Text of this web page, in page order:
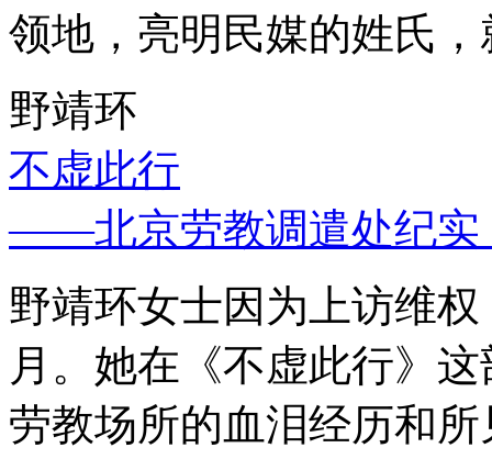
领地，亮明民媒的姓氏
野靖环
不虚此行
——北京劳教调遣处纪实
野靖环女士因为上访维
月。她在《不虚此行》
劳教场所的血泪经历和